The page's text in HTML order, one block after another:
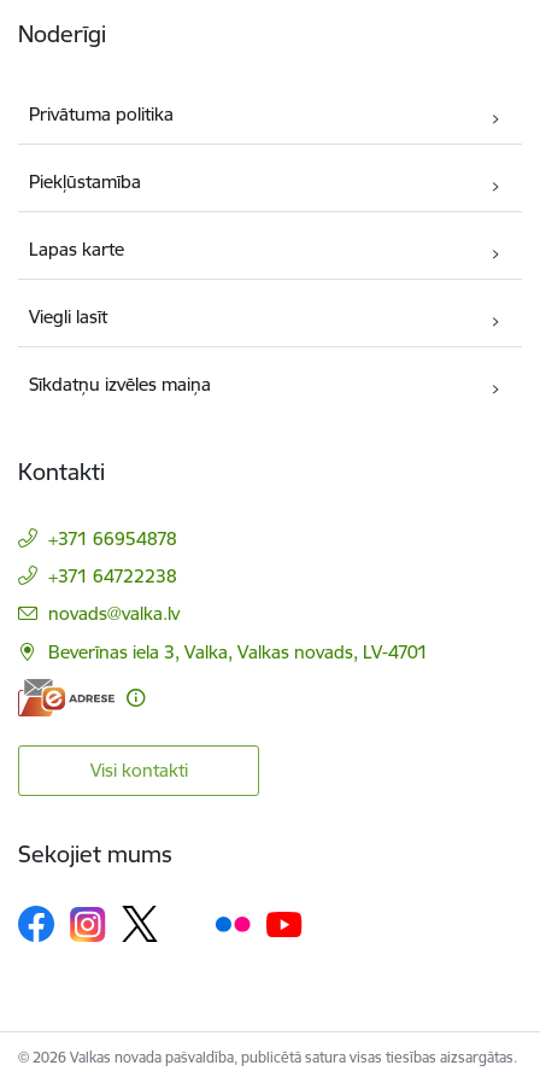
Noderīgi
Privātuma politika
Piekļūstamība
Lapas karte
Viegli lasīt
Sīkdatņu izvēles maiņa
Kontakti
+371 66954878
+371 64722238
E-pasts:
novads@valka.lv
Beverīnas iela 3, Valka, Valkas novads, LV-4701
Visi kontakti
Sekojiet mums
© 2026 Valkas novada pašvaldība, publicētā satura visas tiesības aizsargātas.